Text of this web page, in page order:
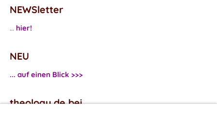
NEWSletter
... hier!
NEU
... auf einen Blick >>>
theology.de bei